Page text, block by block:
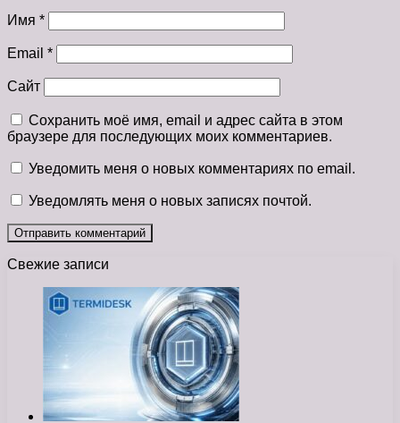
Имя *
Email *
Сайт
Сохранить моё имя, email и адрес сайта в этом
браузере для последующих моих комментариев.
Уведомить меня о новых комментариях по email.
Уведомлять меня о новых записях почтой.
Свежие записи